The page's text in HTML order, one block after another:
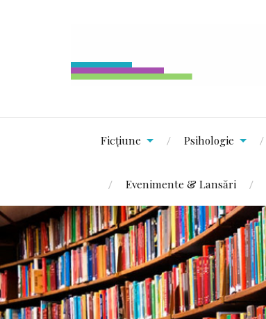
Ficțiune Psihologie
Evenimente & Lansări